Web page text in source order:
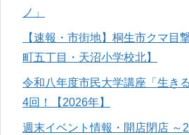
ノ」
【速報・市街地】桐生市クマ目
町五丁目・天沼小学校北】
令和八年度市民大学講座「生き
4回！【2026年】
週末イベント情報・開店閉店 ～